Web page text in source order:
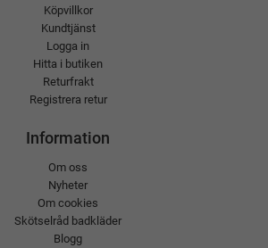
Köpvillkor
Kundtjänst
Logga in
Hitta i butiken
Returfrakt
Registrera retur
Information
Om oss
Nyheter
Om cookies
Skötselråd badkläder
Blogg